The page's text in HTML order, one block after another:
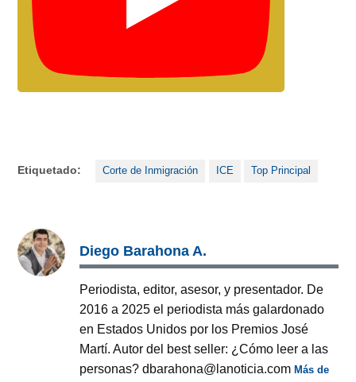
Etiquetado: Corte de Inmigración ICE Top Principal
Diego Barahona A.
Periodista, editor, asesor, y presentador. De
2016 a 2025 el periodista más galardonado
en Estados Unidos por los Premios José
Martí. Autor del best seller: ¿Cómo leer a las
personas? dbarahona@lanoticia.comMás de